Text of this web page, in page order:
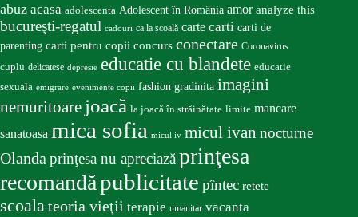
abuz acasa adolescenta Adolescent în România amor analyze this
bucureşti-regatul cadouri ca la școală carte carti carti de
parenting carti pentru copii concurs conectare Coronavirus
cuplu delicatese depresie educatie cu blandete educatie
sexuala emigrare evenimente copii fashion gradinita imagini
nemuritoare joacă la joacă în străinătate limite mancare
sanatoasa mica sofia micul iv micul ivan nocturne
Olandaprinţesa nu apreciazăprinţesa
recomandăpublicitate pîntec retete
scoalateoria vieţii terapie umanitar vacanta